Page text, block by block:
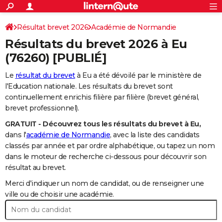
ACTUALITÉS
Politique
Société
Faits Divers
Education
Monde
Villes
+
SPORT
Coupe du monde 2026
Football
Tennis
Cyclisme
Rugby
Forum
FINANCE
Retraite
Impôts
Epargne
Immobilier
Risques naturels par ville
Banque
Assurance
Crédit
Essais
Réserver un essai
Citadines
Berlines
SUV
Forum auto
+
HIGH-TECH
Mobiles
Meilleur smartphone
Internet
Ordinateurs
Jeux vidéo
Guide high-tech
+BRICOLAGE
Forum
Aménagement intérieur
Extérieur
Cuisine
Salle de bains
Jardinage
Rangement
+ WEEK-END
Guides de France
Escapades
Patrimoine
Expositions
Musées
Week-end nature
+
Art de vivre
Bien-être
Loisirs
Mode
Modes de vie
+ SANTE
Alimentation
Guide de la santé
Maladies
Médicaments
Sommeil
VOYAGE
Rechercher
S'inscrire
Connexion
Résultat brevet 2026 Académie de Normandie
Résultats du brevet 2026 à Eu
(76260) [PUBLIÉ]
Le résultat du brevetà Eu a été dévoilé par le ministère de
l'Education nationale. Les résultats du brevet sont
continuellement enrichis filière par filière (brevet général,
brevet professionnel).
GRATUIT - Découvrez tous les résultats du brevet à Eu,
dans l'académie de Normandie, avec la liste des candidats
classés par année et par ordre alphabétique, ou tapez un nom
dans le moteur de recherche ci-dessous pour découvrir son
résultat au brevet.
Merci d'indiquer un nom de candidat, ou de renseigner une
ville ou de choisir une académie.